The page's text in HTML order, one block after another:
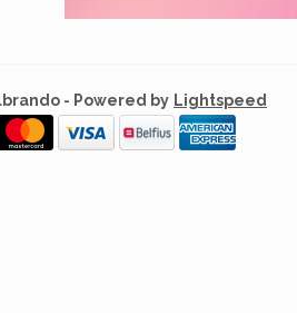
- Powered by Lightspeed